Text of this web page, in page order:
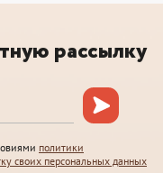
рассылку
политики
своих персональных данных